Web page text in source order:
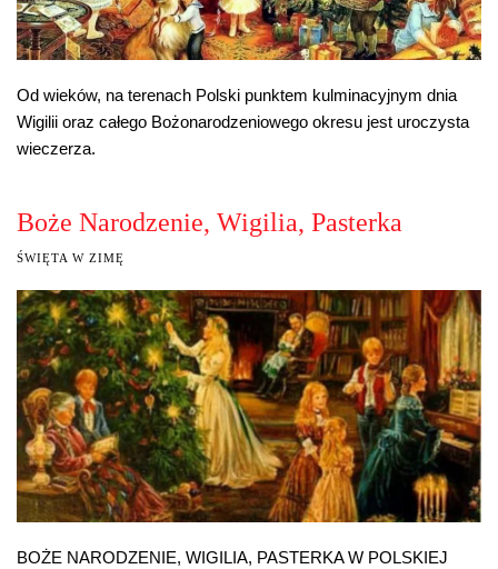
Od wieków, na terenach Polski punktem kulminacyjnym dnia
Wigilii oraz całego Bożonarodzeniowego okresu jest uroczysta
wieczerza.
Boże Narodzenie, Wigilia, Pasterka
ŚWIĘTA W ZIMĘ
BOŻE NARODZENIE, WIGILIA, PASTERKA W POLSKIEJ